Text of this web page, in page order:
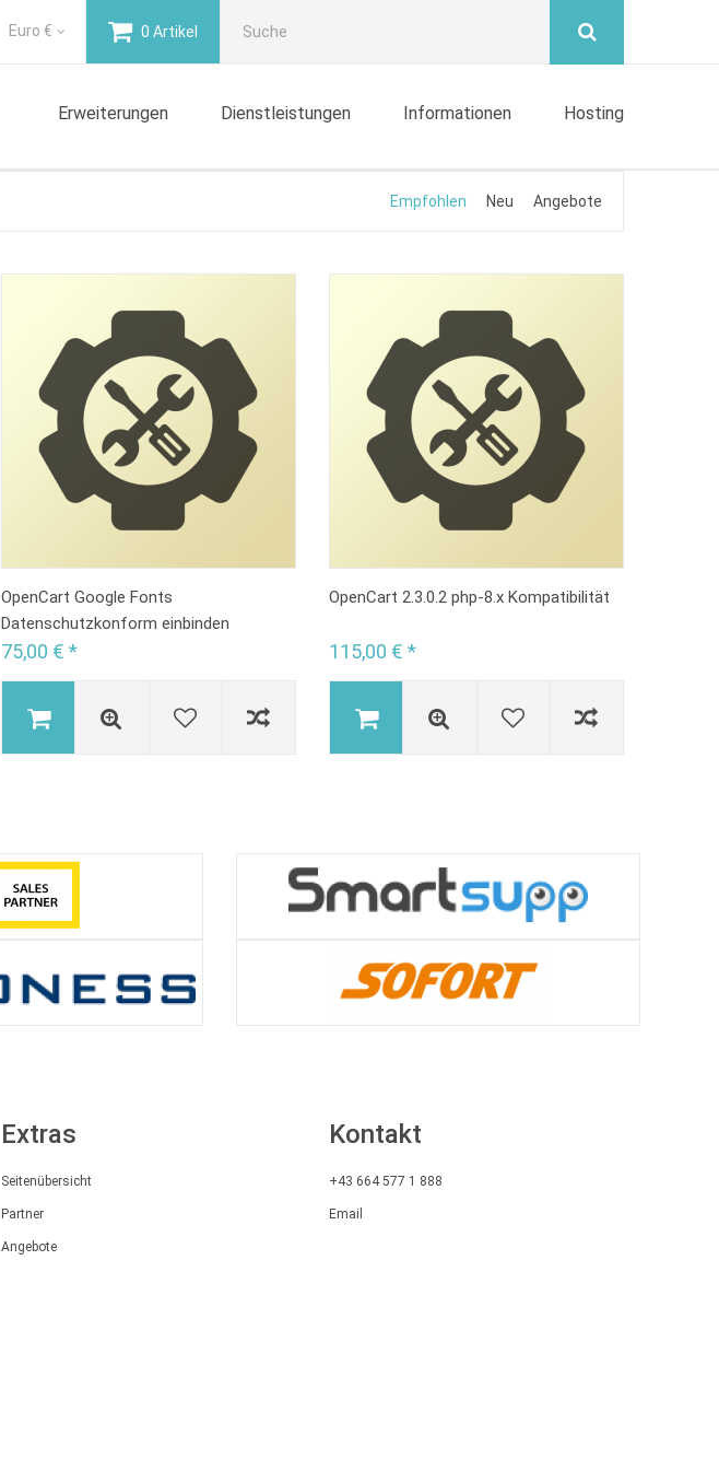
Euro € 0 Artikel
Erweiterungen Dienstleistungen Informationen Hosting
Empfohlen Neu Angebote
OpenCart Google Fonts
Datenschutzkonform einbinden
75,00 € *
OpenCart 2.3.0.2 php-8.x Kompatibilität
115,00 € *
Extras
Seitenübersicht
Partner
Angebote
Kontakt
+43 664 577 1 888
Email